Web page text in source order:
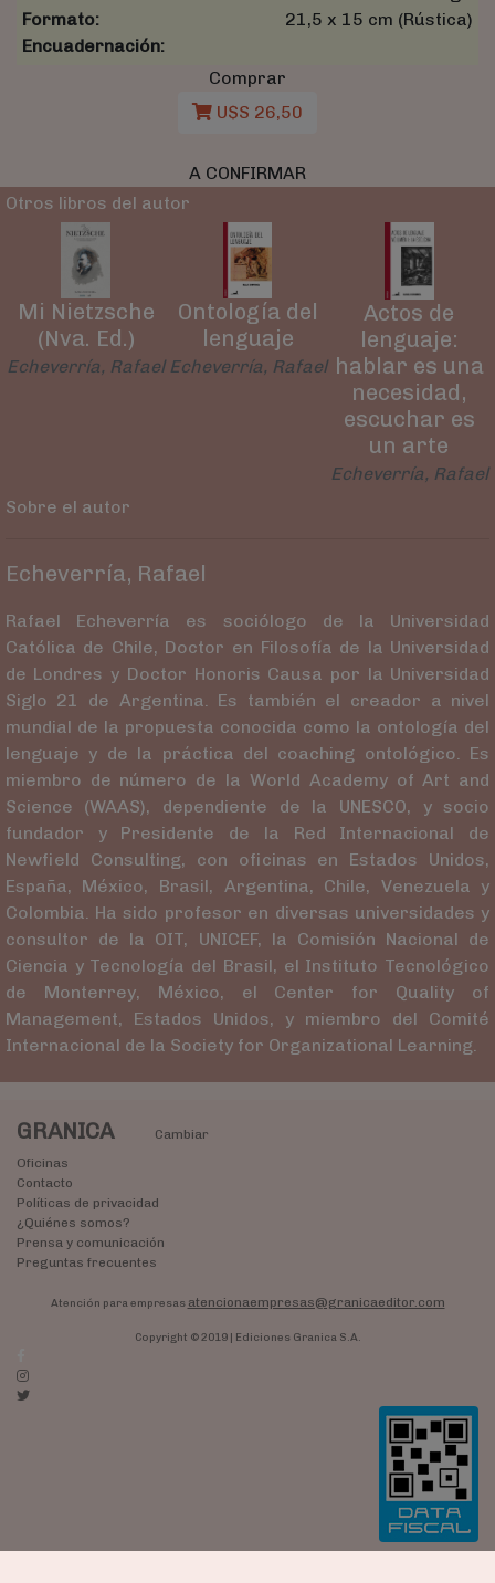
Formato:
21,5 x 15 cm (Rústica)
Encuadernación:
Comprar
U$S 26,50
A CONFIRMAR
Otros libros del autor
Mi Nietzsche
(Nva. Ed.)
Echeverría, Rafael
Ontología del
lenguaje
Echeverría, Rafael
Actos de
lenguaje:
hablar es una
necesidad,
escuchar es
un arte
Echeverría, Rafael
Sobre el autor
Echeverría, Rafael
Rafael Echeverría es sociólogo de la Universidad
Católica de Chile, Doctor en Filosofía de la Universidad
de Londres y Doctor Honoris Causa por la Universidad
Siglo 21 de Argentina. Es también el creador a nivel
mundial de la propuesta conocida como la ontología del
lenguaje y de la práctica del coaching ontológico. Es
miembro de número de la World Academy of Art and
Science (WAAS), dependiente de la UNESCO, y socio
fundador y Presidente de la Red Internacional de
Newfield Consulting, con oficinas en Estados Unidos,
España, México, Brasil, Argentina, Chile, Venezuela y
Colombia. Ha sido profesor en diversas universidades y
consultor de la OIT, UNICEF, la Comisión Nacional de
Ciencia y Tecnología del Brasil, el Instituto Tecnológico
de Monterrey, México, el Center for Quality of
Management, Estados Unidos, y miembro del Comité
Internacional de la Society for Organizational Learning.
GRANICA
Cambiar
Oficinas
Contacto
Políticas de privacidad
¿Quiénes somos?
Prensa y comunicación
Preguntas frecuentes
Atención para empresas atencionaempresas@granicaeditor.com
Copyright © 2019 | Ediciones Granica S.A.